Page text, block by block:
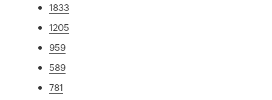
1833
1205
959
589
781